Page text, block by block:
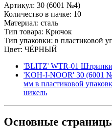
Артикул: 30 (6001 №4)
Количество в пачке: 10
Материал: сталь
Тип товара: Крючок
Тип упаковки: в пластиковой
Цвет: ЧЁРНЫЙ
'BLITZ' WTR-01 Штрипки
'KOH-I-NOOR' 30 (6001
мм в пластиковой
никель
Основные